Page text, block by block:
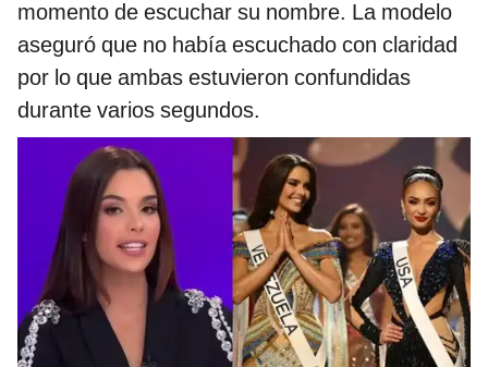
momento de escuchar su nombre. La modelo
aseguró que no había escuchado con claridad
por lo que ambas estuvieron confundidas
durante varios segundos.